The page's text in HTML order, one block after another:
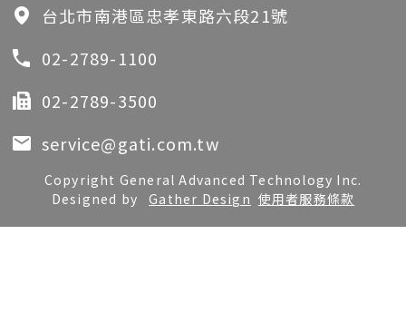
台北市南港區忠孝東路六段21號
02-2789-1100
02-2789-3500
service@gati.com.tw
Copyright General Advanced Technology Inc.
Designed by
Gather Design 使用者服務條款